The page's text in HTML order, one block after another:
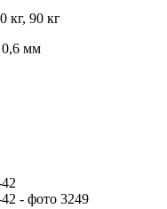
кг, 90 кг
0,6 мм